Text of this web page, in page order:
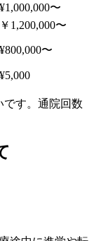
¥1,000,000〜
￥1,200,000〜
¥800,000〜
¥5,000
です。通院回数